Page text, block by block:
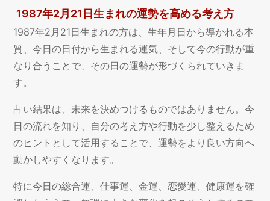
1987年2月21日生まれの運勢を高める考え方
1987年2月21日生まれの方は、生年月日から導かれる本
質、今日の日付から生まれる運気、そして今の行動が重
なり合うことで、その日の運勢が形づくられていきま
す。
占い結果は、未来を決めつけるものではありません。今
日の流れを知り、自分の考え方や行動を少し整えるため
のヒントとして活用することで、運勢をより良い方向へ
動かしやすくなります。
特に今日の総合運、仕事運、金運、恋愛運、健康運を確